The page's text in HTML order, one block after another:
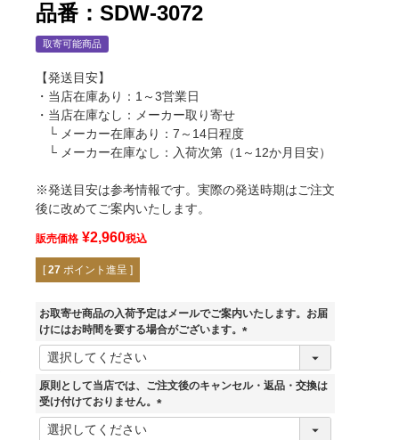
ブラック
品番：SDW-3072
取寄可能商品
【発送目安】
・当店在庫あり：1～3営業日
・当店在庫なし：メーカー取り寄せ
└ メーカー在庫あり：7～14日程度
└ メーカー在庫なし：入荷次第（1～12か月目安）
※発送目安は参考情報です。実際の発送時期はご注文
後に改めてご案内いたします。
販売価格 ¥2,960税込
[ 27 ポイント進呈 ]
お取寄せ商品の入荷予定はメールでご案内いたします。お届
けにはお時間を要する場合がございます。
(
須
原則として当店では、ご注文後のキャンセル・返品・交換は
受け付けておりません。
(